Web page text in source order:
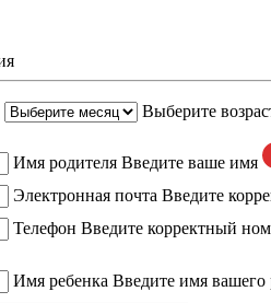
Выберите
Имя родителя Введите ваше имя
Электронная почта Введите
Телефон Введите корректный
Имя ребенка Введите имя вашего